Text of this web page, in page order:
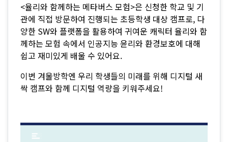
<율리와 함께하는 메타버스 모험>은 신청한 학교 및 기
관에 직접 방문하여 진행되는 초등학생 대상 캠프로, 다
양한 SW와 플랫폼을 활용하여 귀여운 캐릭터 율리와 함
께하는 모험 속에서 인공지능 윤리와 환경보호에 대해
쉽고 재미있게 배울 수 있어요.
이번 겨울방학엔 우리 학생들의 미래를 위해 디지털 새
싹 캠프와 함께 디지털 역량을 키워주세요!